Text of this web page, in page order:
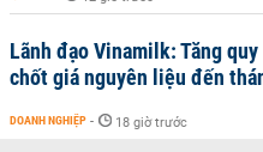
Lãnh đạo Vinamilk: Tăng
chốt giá nguyên liệu đến
DOANH NGHIỆP - 18 giờ trước